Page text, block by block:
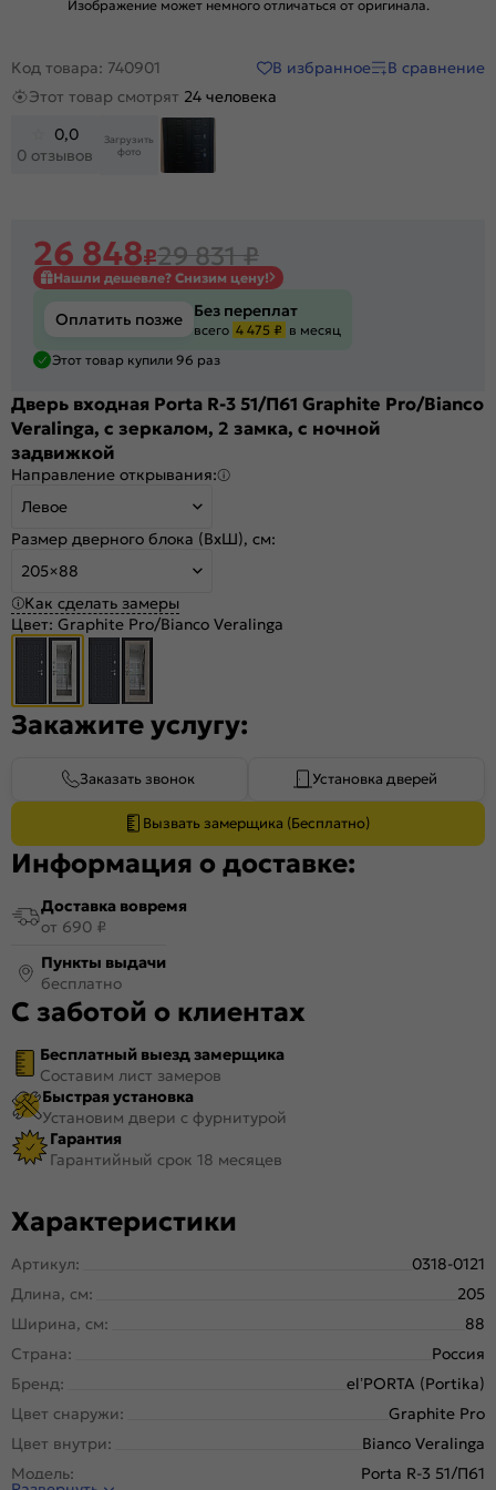
Изображение может немного отличаться от оригинала.
Код товара: 740901 В избранное
В сравнение
Этот товар смотрят 24 человека
0,0
0 отзывов
Загрузить
фото
26 848₽29 831₽
Нашли дешевле? Снизим цену!
Оплатить позже Без переплат
всего 4 475 ₽ в месяц
Этот товар купили 96 раз
Дверь входная Porta R-3 51/П61 Graphite Pro/Bianco
Veralinga, с зеркалом, 2 замка, с ночной
задвижкой
Направление открывания:
Левое
Размер дверного блока (ВхШ), см:
205×88
Как сделать замеры
Цвет: Graphite Pro/Bianco Veralinga
Закажите услугу:
Заказать звонок Установка дверей
Вызвать замерщика (Бесплатно)
Информация о доставке:
Доставка вовремя
от 690 ₽
Пункты выдачи
бесплатно
С заботой о клиентах
Бесплатный выезд замерщика
Составим лист замеров
Быстрая установка
Установим двери с фурнитурой
Гарантия
Гарантийный срок 18 месяцев
Характеристики
Артикул:
0318-0121
Длина, см:
205
Ширина, см:
88
Страна:
Россия
Бренд:
el’PORTA (Portika)
Цвет снаружи:
Graphite Pro
Цвет внутри:
Bianco Veralinga
Модель:
Porta R-3 51/П61